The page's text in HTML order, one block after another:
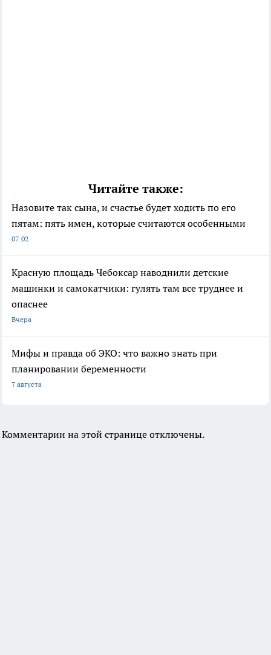
Читайте также:
Назовите так сына, и счастье будет ходить по его
пятам: пять имен, которые считаются особенными
07:02
Красную площадь Чебоксар наводнили детские
машинки и самокатчики: гулять там все труднее и
опаснее
Вчера
Мифы и правда об ЭКО: что важно знать при
планировании беременности
7 августа
Комментарии на этой странице отключены.